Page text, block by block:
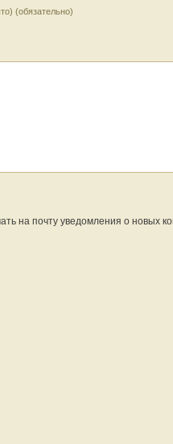
(обязательно)
на почту уведомления о новых